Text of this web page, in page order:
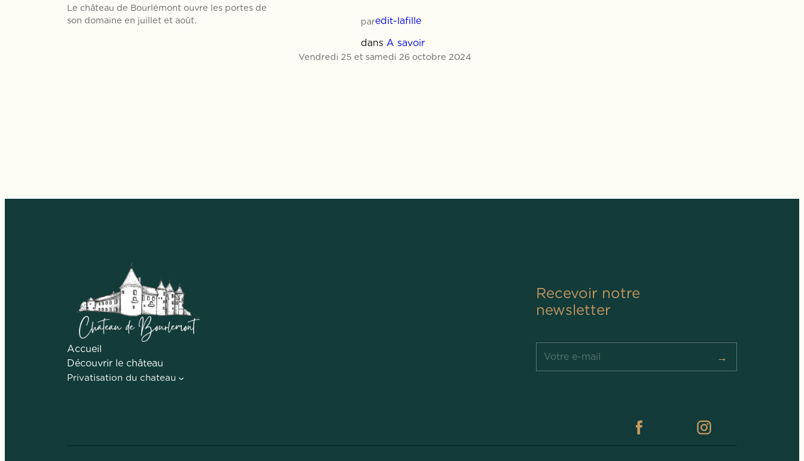
Le château de Bourlémont ouvre les portes de
son domaine en juillet et août.
paredit-lafille
dans A savoir
Vendredi 25 et samedi 26 octobre 2024
Accueil
Découvrir le château
Privatisation du chateau
Recevoir notre
newsletter
→